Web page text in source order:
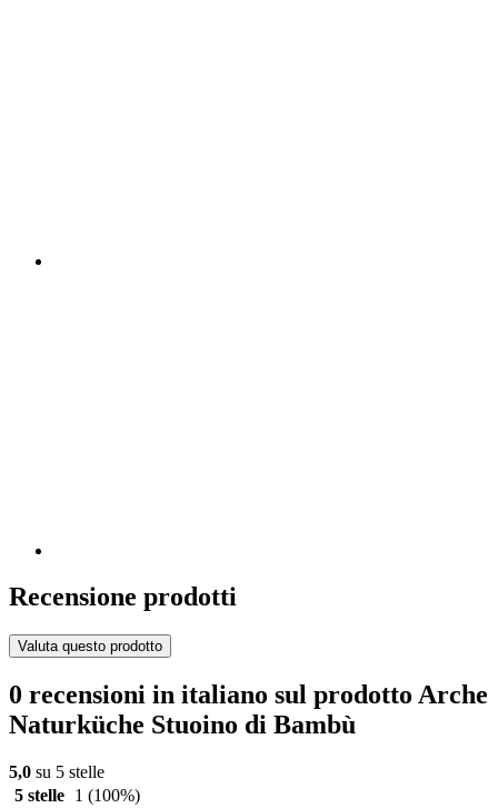
Recensione prodotti
Valuta questo prodotto
0 recensioni in italiano sul prodotto Arche
Naturküche Stuoino di Bambù
5,0 su 5 stelle
5 stelle
1 (100%)